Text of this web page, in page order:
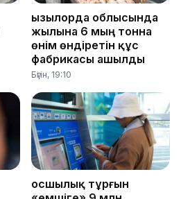
Қызылорда облысында
жылына 6 мың тонна
өнім өндіретін құс
фабрикасы ашылды
Бүгін, 19:10
Қосшылық тұрғын